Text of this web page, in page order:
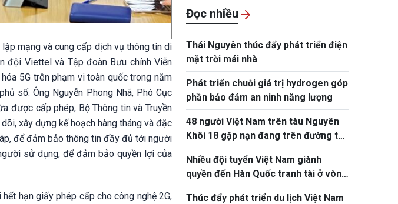
mạng và cung cấp dịch vụ thông tin di
đội Viettel và Tập đoàn Bưu chính Viễn
5G trên phạm vi toàn quốc trong năm
số. Ông Nguyễn Phong Nhã, Phó Cục
được cấp phép, Bộ Thông tin và Truyền
xây dựng kế hoạch hàng tháng và đặc
để đảm bảo thông tin đầy đủ tới người
sử dụng, để đảm bảo quyền lợi của
hạn giấy phép cấp cho công nghệ 2G,
Đọc nhiều
Thái Nguyên thúc đẩy phát triển điện
mặt trời mái nhà
Phát triển chuỗi giá trị hydrogen góp
phần bảo đảm an ninh năng lượng
48 người Việt Nam trên tàu Nguyên
Khôi 18 gặp nạn đang trên đường trở
về đất liền
Nhiều đội tuyển Việt Nam giành
quyền đến Hàn Quốc tranh tài ở vòng
chung kết NYPC 2026
Thúc đẩy phát triển du lịch Việt Nam